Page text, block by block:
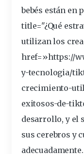
bebés están en
title="¿Qué
utilizan los
href=»https://
y-tecnologia/
crecimiento-
exitosos-de-
desarrollo, y el
sus cerebros y
adecuadamente.